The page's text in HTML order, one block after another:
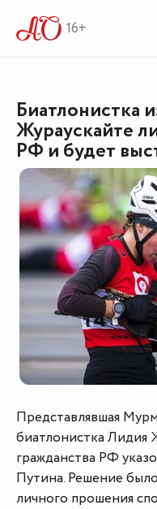
16+
Биатлонистка
Жураускайте
РФ и будет
Представлявшая
биатлонистка Лидия
гражданства РФ
Путина. Решение
личного прошения